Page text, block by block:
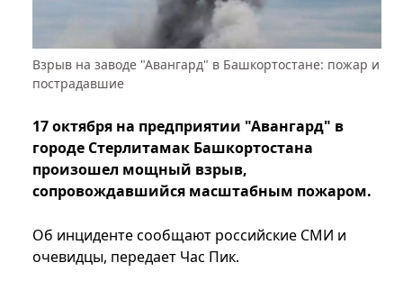
Взрыв на заводе "Авангард" в Башкортостане: пожар и
пострадавшие
17 октября на предприятии "Авангард" в
городе Стерлитамак Башкортостана
произошел мощный взрыв,
сопровождавшийся масштабным пожаром.
Об инциденте сообщают российские СМИ и
очевидцы, передает Час Пик.